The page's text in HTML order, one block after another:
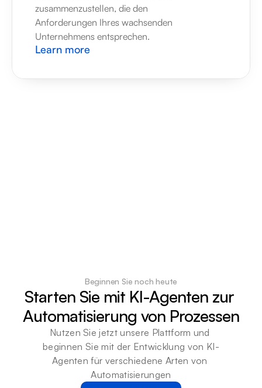
zusammenzustellen, die den
Anforderungen Ihres wachsenden
Unternehmens entsprechen.
Learn more
Beginnen Sie noch heute
Starten Sie mit KI-Agenten zur
Automatisierung von Prozessen
Nutzen Sie jetzt unsere Plattform und
beginnen Sie mit der Entwicklung von KI-
Agenten für verschiedene Arten von
Automatisierungen